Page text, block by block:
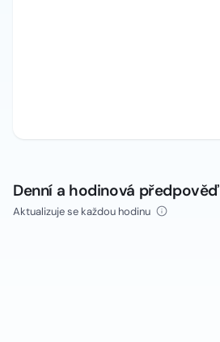
Denní a hodinová předpověď
Aktualizuje se každou hodinu